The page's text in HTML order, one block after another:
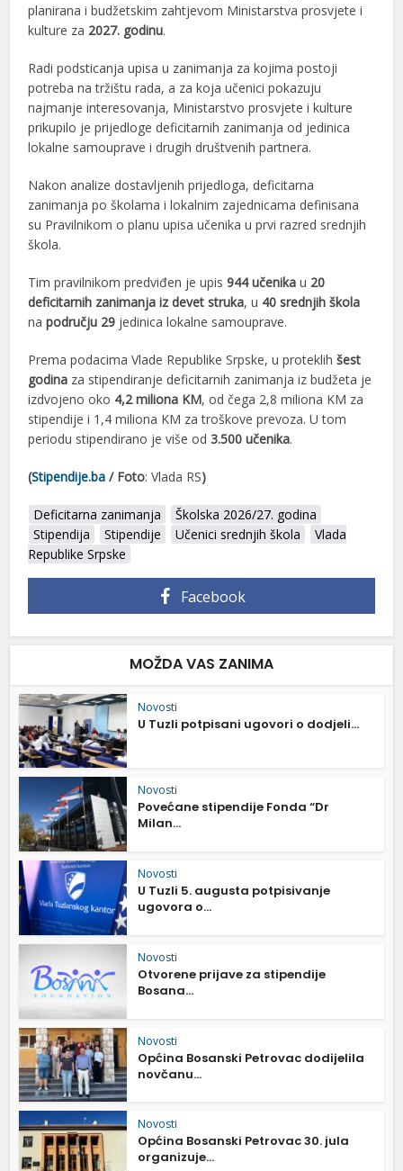
planirana i budžetskim zahtjevom Ministarstva prosvjete i
kulture za 2027. godinu.
Radi podsticanja upisa u zanimanja za kojima postoji
potreba na tržištu rada, a za koja učenici pokazuju
najmanje interesovanja, Ministarstvo prosvjete i kulture
prikupilo je prijedloge deficitarnih zanimanja od jedinica
lokalne samouprave i drugih društvenih partnera.
Nakon analize dostavljenih prijedloga, deficitarna
zanimanja po školama i lokalnim zajednicama definisana
su Pravilnikom o planu upisa učenika u prvi razred srednjih
škola.
Tim pravilnikom predviđen je upis944 učenika u 20
deficitarnih zanimanja iz devet struka, u 40 srednjih škola
napodručju 29 jedinica lokalne samouprave.
Prema podacima Vlade Republike Srpske, u proteklihšest
godina za stipendiranje deficitarnih zanimanja iz budžeta je
izdvojeno oko 4,2 miliona KM, od čega 2,8 miliona KM za
stipendije i 1,4 miliona KM za troškove prevoza. U tom
periodu stipendirano je više od3.500 učenika.
(Stipendije.ba / Foto: Vlada RS)
Deficitarna zanimanja
Školska 2026/27. godina
Stipendija
Stipendije Učenici srednjih škola
Vlada
Republike Srpske
Facebook
MOŽDA VAS ZANIMA
Novosti
U Tuzli potpisani ugovori o dodjeli...
Novosti
Povećane stipendije Fonda “Dr
Milan...
Novosti
U Tuzli 5. augusta potpisivanje
ugovora o...
Novosti
Otvorene prijave za stipendije
Bosana...
Novosti
Općina Bosanski Petrovac dodijelila
novčanu...
Novosti
Općina Bosanski Petrovac 30. jula
organizuje...